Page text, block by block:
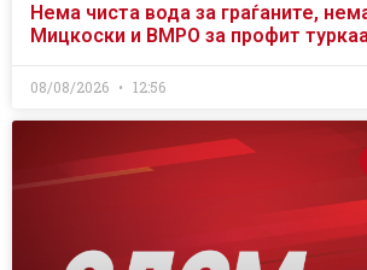
Нема чиста вода за граѓаните,
Мицкоски и ВМРО за профит
08/08/2026 12:56